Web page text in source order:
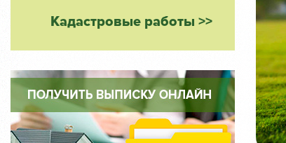
Кадастровые работы >>